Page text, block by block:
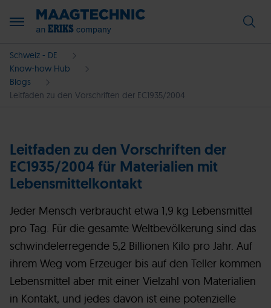
Schweiz - DE
Know-how Hub
Blogs
Leitfaden zu den Vorschriften der EC1935/2004
Leitfaden zu den Vorschriften der
EC1935/2004 für Materialien mit
Lebensmittelkontakt
Jeder Mensch verbraucht etwa 1,9 kg Lebensmittel
pro Tag. Für die gesamte Weltbevölkerung sind das
schwindelerregende 5,2 Billionen Kilo pro Jahr. Auf
ihrem Weg vom Erzeuger bis auf den Teller kommen
Lebensmittel aber mit einer Vielzahl von Materialien
in Kontakt, und jedes davon ist eine potenzielle